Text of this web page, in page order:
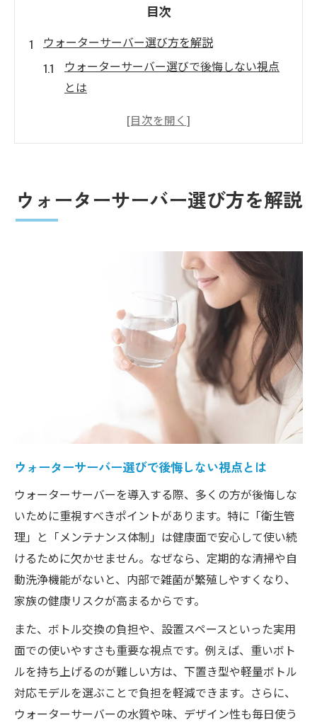
目次
ウォーターサーバー選び方を解説
ウォーターサーバー選びで後悔しない視点
とは
親切なサポートがあるウォーターサーバー
ウォーターサーバーをやめた理由から学ぶ
衛生面で安心できるウォーターサーバー活用術
ウォーターサーバーの雑菌対策と衛生的な
衛生管理でのウォーターサーバーの選び方
日常の衛生対策ポイント
ウォーターサーバーの水は何日で腐るかの
後悔を防ぐ親切視点のウォーターサーバー比較
ウォーターサーバーやめた方がいい理由の
本質
後悔しないためのウォーターサーバー比較
とは
ウォーターサーバーやめた理由を比較検討
に活用
ウォーターサーバー衛生管理の落とし穴とは
ウォーターサーバー選び方を解説
ウォーターサーバー選びで後悔しない視点とは
ウォーターサーバーを導入する際、多くの方が後悔しな
いために重視すべきポイントがあります。特に「衛生管
理」と「メンテナンス体制」は健康面で安心して使い続
けるために欠かせません。なぜなら、定期的な清掃や自
動洗浄機能がないと、内部で雑菌が繁殖しやすくなり、
家族の健康リスクが高まるからです。
また、ボトル交換の負担や、設置スペースといった実用
面での使いやすさも重要な視点です。例えば、重いボト
ルを持ち上げるのが難しい方は、下置き型や軽量ボトル
対応モデルを選ぶことで負担を軽減できます。さらに、
ウォーターサーバーの水質や味、デザイン性も毎日使う